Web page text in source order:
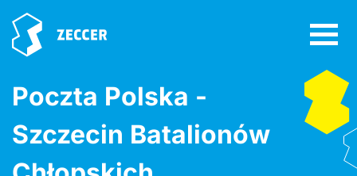
Poczta Polska -
Szczecin Batalionów